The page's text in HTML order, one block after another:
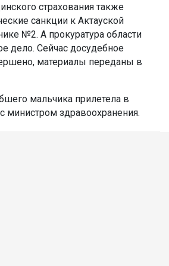
страхования также
санкции к Актауской
№2. А прокуратура области
дело. Сейчас досудебное
материалы переданы в
мальчика прилетела в
министром здравоохранения.